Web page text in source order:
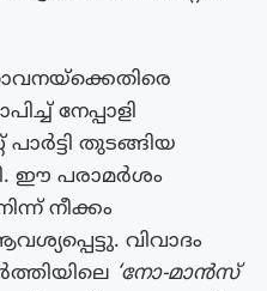
നേപ്പാളി
തുടങ്ങിയ
ഈ പരാമർശം
നീക്കം
വിവാദം
‘നോ-മാൻസ്